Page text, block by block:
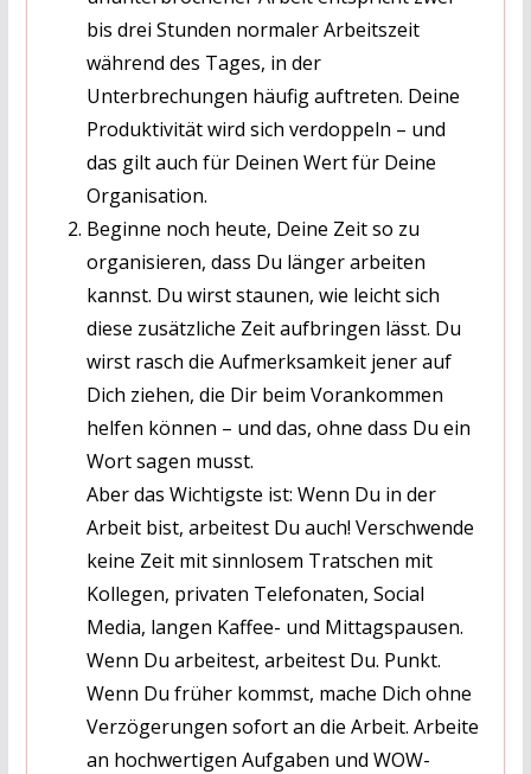
bis drei Stunden normaler Arbeitszeit
während des Tages, in der
Unterbrechungen häufig auftreten. Deine
Produktivität wird sich verdoppeln – und
das gilt auch für Deinen Wert für Deine
Organisation.
Beginne noch heute, Deine Zeit so zu
organisieren, dass Du länger arbeiten
kannst. Du wirst staunen, wie leicht sich
diese zusätzliche Zeit aufbringen lässt. Du
wirst rasch die Aufmerksamkeit jener auf
Dich ziehen, die Dir beim Vorankommen
helfen können – und das, ohne dass Du ein
Wort sagen musst.
Aber das Wichtigste ist: Wenn Du in der
Arbeit bist, arbeitest Du auch! Verschwende
keine Zeit mit sinnlosem Tratschen mit
Kollegen, privaten Telefonaten, Social
Media, langen Kaffee- und Mittagspausen.
Wenn Du arbeitest, arbeitest Du. Punkt.
Wenn Du früher kommst, mache Dich ohne
Verzögerungen sofort an die Arbeit. Arbeite
an hochwertigen Aufgaben und WOW-